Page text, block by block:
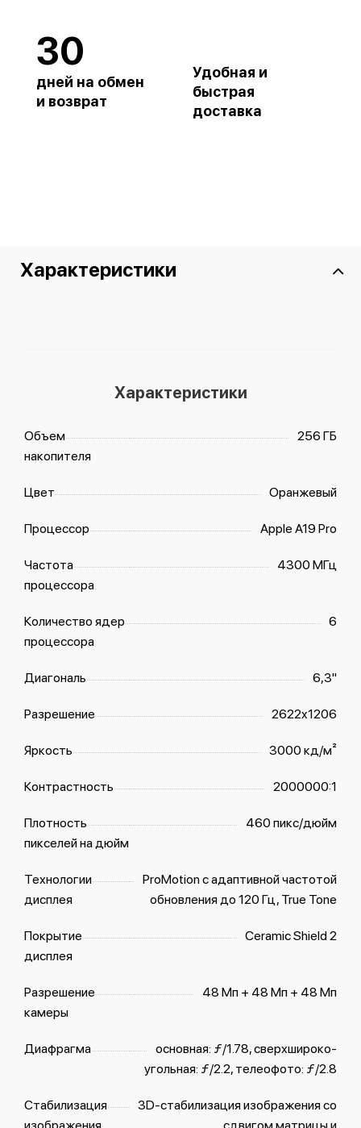
30
дней на обмен
и возврат
Удобная и
быстрая
доставка
Характеристики
Характеристики
Объем
накопителя
256 ГБ
Цвет Оранжевый
Процессор Apple A19 Pro
Частота
процессора
4300 МГц
Количество ядер
процессора
6
Диагональ 6,3"
Разрешение 2622x1206
Яркость 3000 кд/м²
Контрастность 2000000:1
Плотность
пикселей на дюйм
460 пикс/дюйм
Технологии
дисплея
ProMotion с адаптивной частотой
обновления до 120 Гц, True Tone
Покрытие
дисплея
Ceramic Shield 2
Разрешение
камеры
48 Мп + 48 Мп + 48 Мп
Диафрагма
основная: ƒ/1.78, сверхшироко­
угольная: ƒ/2.2, телеофото: ƒ/2.8
Стабилизация
3D-стабилизация изображения со